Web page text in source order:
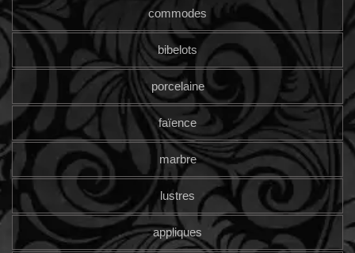
commodes
bibelots
porcelaine
faïence
marbre
lustres
appliques